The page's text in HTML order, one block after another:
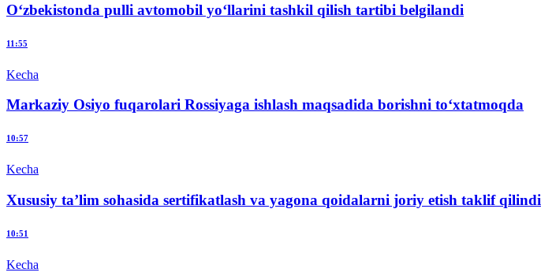
O‘zbekistonda pulli avtomobil yo‘llarini tashkil qilish tartibi belgilandi
11:55
Kecha
Markaziy Osiyo fuqarolari Rossiyaga ishlash maqsadida borishni to‘xtatmoqda
10:57
Kecha
Xususiy ta’lim sohasida sertifikatlash va yagona qoidalarni joriy etish taklif qilindi
10:51
Kecha